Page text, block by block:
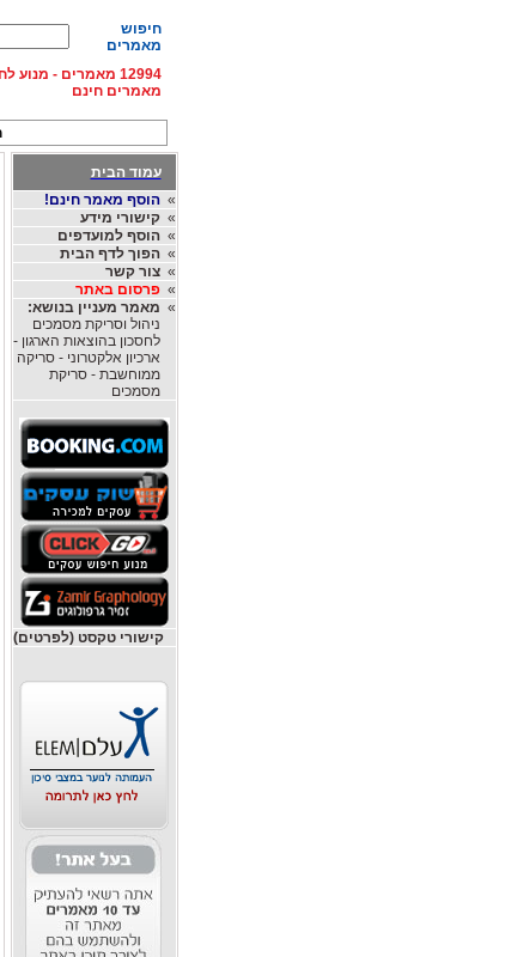
חיפוש
מאמרים
12994 מאמרים -
מאמרים חינם
עמוד הבית
»הוסף מאמר חינם!
»קישורי מידע
»הוסף למועדפים
»הפוך לדף הבית
»צור קשר
»פרסום באתר
» מאמר מעניין בנושא:
ניהול וסריקת מסמכים
לחסכון בהוצאות הארגון -
ארכיון אלקטרוני - סריקה
ממוחשבת - סריקת
מסמכים
קישורי טקסט (לפרטים)